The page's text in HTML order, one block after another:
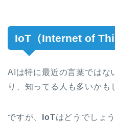
IoT（Internet of
AIは特に最近の言葉ではな
り、知ってる人も多いかも
ですが、 IoTはどうでしょ